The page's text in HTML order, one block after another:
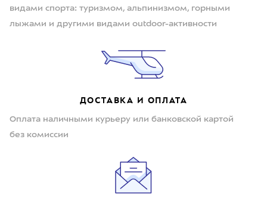
видами спорта: туризмом, альпинизмом, горными
лыжами и другими видами outdoor-активности
ДОСТАВКА И ОПЛАТА
Оплата наличными курьеру или банковской картой
без комиссии